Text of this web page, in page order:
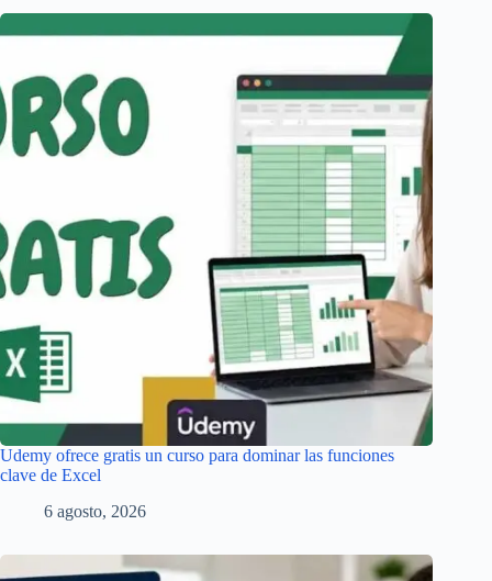
Udemy ofrece gratis un curso para dominar las funciones
clave de Excel
6 agosto, 2026